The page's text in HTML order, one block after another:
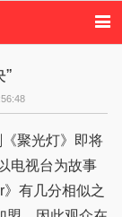
内地明星八卦
聚光灯》即将
电视台为故事
有几分相似之